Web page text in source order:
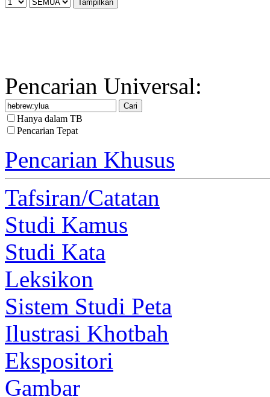
Pencarian Universal:
Hanya dalam TB
Pencarian Tepat
Pencarian Khusus
Tafsiran/Catatan
Studi Kamus
Studi Kata
Leksikon
Sistem Studi Peta
Ilustrasi Khotbah
Ekspositori
Gambar